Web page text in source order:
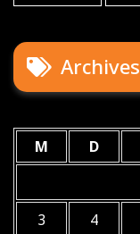
Archives
M D
3
4